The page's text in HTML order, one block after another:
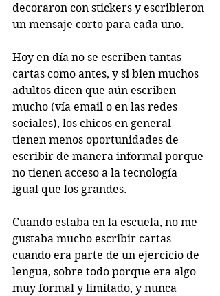
decoraron con stickers y escribieron
un mensaje corto para cada uno.
Hoy en día no se escriben tantas
cartas como antes, y si bien muchos
adultos dicen que aún escriben
mucho (vía email o en las redes
sociales), los chicos en general
tienen menos oportunidades de
escribir de manera informal porque
no tienen acceso a la tecnología
igual que los grandes.
Cuando estaba en la escuela, no me
gustaba mucho escribir cartas
cuando era parte de un ejercicio de
lengua, sobre todo porque era algo
muy formal y limitado, y nunca